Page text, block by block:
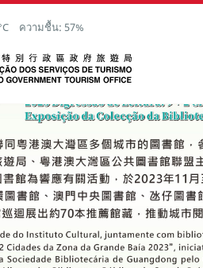
ความชื้น: 57%
ที่ยวของรัฐบาลมาเก๊า
ภาพขยาย